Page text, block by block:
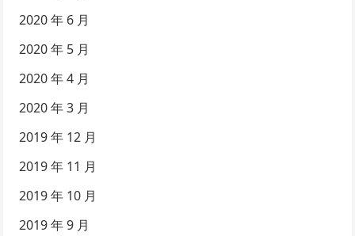
2020 年 6 月
2020 年 5 月
2020 年 4 月
2020 年 3 月
2019 年 12 月
2019 年 11 月
2019 年 10 月
2019 年 9 月